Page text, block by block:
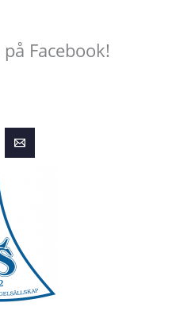
Facebook!